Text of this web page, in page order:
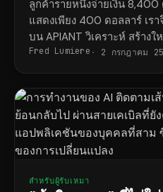
การทำงานเรียบร้อยแ
ลูกค้ารายหนึ่งจ่ายเงิน
แสดงเพียง 400 ดอลลาร์ เรา
บน APIANT วิเคราะห์ สร้าง
ตั้งแต่ต้นจนจบ
Fred Lumiere 2 กรกฎาคม
สำหรับผู้รับเหมา